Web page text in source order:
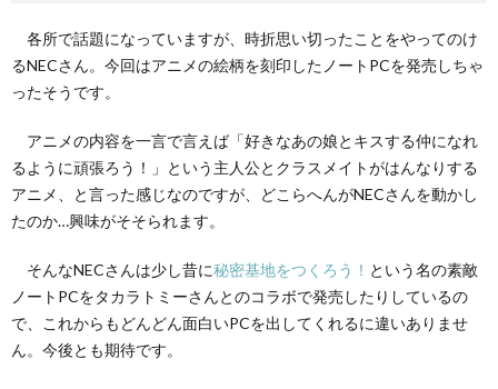
各所で話題になっていますが、時折思い切ったことをやってのけ
るNECさん。今回はアニメの絵柄を刻印したノートPCを発売しちゃ
ったそうです。
アニメの内容を一言で言えば「好きなあの娘とキスする仲になれ
るように頑張ろう！」という主人公とクラスメイトがはんなりする
アニメ、と言った感じなのですが、どこらへんがNECさんを動かし
たのか…興味がそそられます。
そんなNECさんは少し昔に秘密基地をつくろう！ という名の素敵
ノートPCをタカラトミーさんとのコラボで発売したりしているの
で、これからもどんどん面白いPCを出してくれるに違いありませ
ん。今後とも期待です。